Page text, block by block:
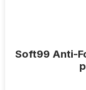
Soft99 Anti-